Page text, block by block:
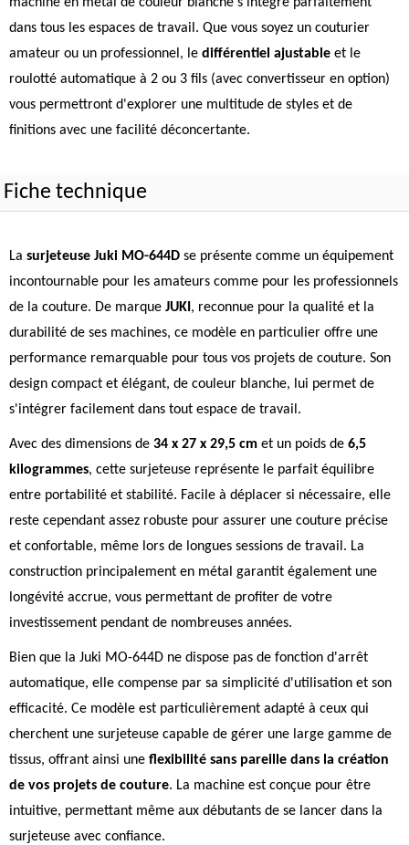
dans tous les espaces de travail. Que vous soyez un couturier
amateur ou un professionnel, le différentiel ajustable et le
roulotté automatique à 2 ou 3 fils (avec convertisseur en option)
vous permettront d'explorer une multitude de styles et de
finitions avec une facilité déconcertante.
Fiche technique
La surjeteuse Juki MO-644D se présente comme un équipement
incontournable pour les amateurs comme pour les professionnels
de la couture. De marque JUKI , reconnue pour la qualité et la
durabilité de ses machines, ce modèle en particulier offre une
performance remarquable pour tous vos projets de couture. Son
design compact et élégant, de couleur blanche, lui permet de
s'intégrer facilement dans tout espace de travail.
Avec des dimensions de 34 x 27 x 29,5 cm et un poids de 6,5
kilogrammes, cette surjeteuse représente le parfait équilibre
entre portabilité et stabilité. Facile à déplacer si nécessaire, elle
reste cependant assez robuste pour assurer une couture précise
et confortable, même lors de longues sessions de travail. La
construction principalement en métal garantit également une
longévité accrue, vous permettant de profiter de votre
investissement pendant de nombreuses années.
Bien que la Juki MO-644D ne dispose pas de fonction d'arrêt
automatique, elle compense par sa simplicité d'utilisation et son
efficacité. Ce modèle est particulièrement adapté à ceux qui
cherchent une surjeteuse capable de gérer une large gamme de
tissus, offrant ainsi une flexibilité sans pareille dans la création
de vos projets de couture. La machine est conçue pour être
intuitive, permettant même aux débutants de se lancer dans la
surjeteuse avec confiance.